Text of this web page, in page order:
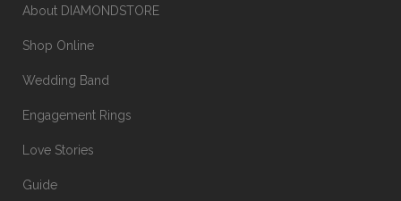
About DIAMONDSTORE
Shop Online
Wedding Band
Engagement Rings
Love Stories
Guide